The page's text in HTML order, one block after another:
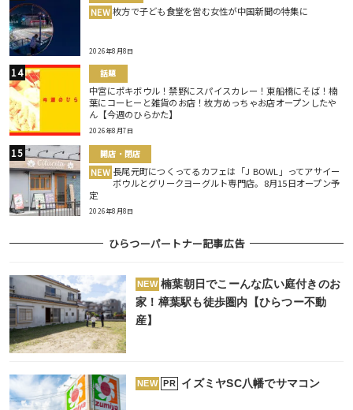
NEW 枚方で子ども食堂を営む女性が中国新聞の特集に
2026年8月8日
話題
中宮にポキボウル！禁野にスパイスカレー！東船橋にそば！楠
葉にコーヒーと雑貨のお店！枚方めっちゃお店オープンしたや
ん【今週のひらかた】
2026年8月7日
開店・閉店
NEW 長尾元町につくってるカフェは「J BOWL」ってアサイー
ボウルとグリークヨーグルト専門店。8月15日オープン予
定
2026年8月8日
ひらつーパートナー記事広告
NEW 楠葉朝日でこーんな広い庭付きのお
家！樟葉駅も徒歩圏内【ひらつー不動
産】
NEW PR イズミヤSC八幡でサマコン